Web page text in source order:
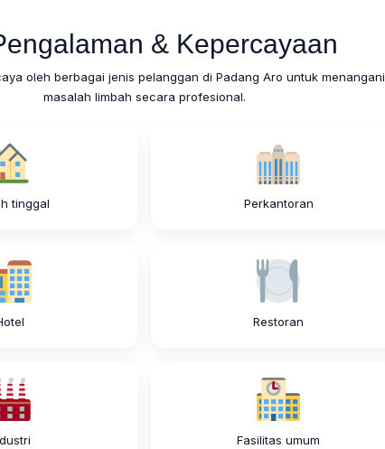
& Kepercayaan
oleh berbagai jenis pelanggan di Padang Aro untuk menangani
masalah limbah secara profesional.
tinggal Perkantoran
Restoran
Fasilitas umum